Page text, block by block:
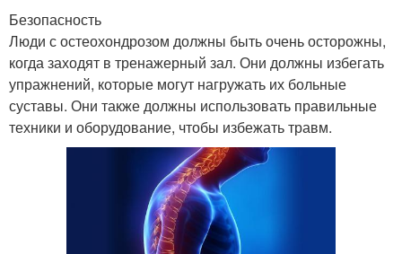
Безопасность
Люди с остеохондрозом должны быть очень осторожны,
когда заходят в тренажерный зал. Они должны избегать
упражнений, которые могут нагружать их больные
суставы. Они также должны использовать правильные
техники и оборудование, чтобы избежать травм.